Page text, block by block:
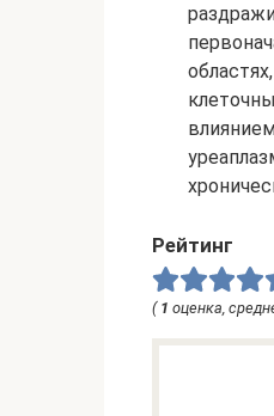
Рейтинг
( 1 оценка,